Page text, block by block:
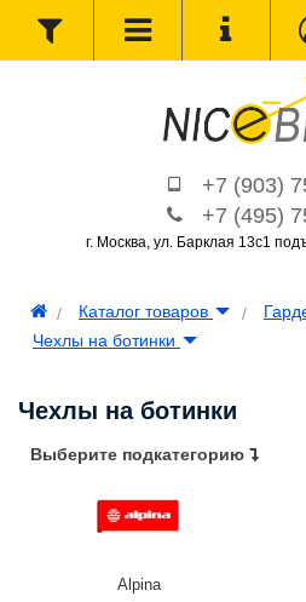
+7 (903)
+7 (495)
г. Москва, ул. Барклая 13с1
Каталог товаров
Чехлы на ботинки
Чехлы на ботинки
Выберите подкатегорию
Alpina